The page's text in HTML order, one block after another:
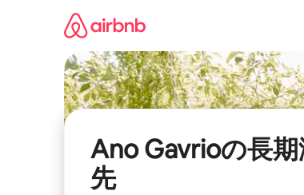
Ano Gavrioの長
先